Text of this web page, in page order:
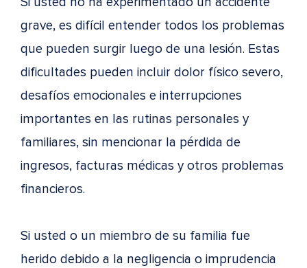
grave, es difícil entender todos los problemas
que pueden surgir luego de una lesión. Estas
dificultades pueden incluir dolor físico severo,
desafíos emocionales e interrupciones
importantes en las rutinas personales y
familiares, sin mencionar la pérdida de
ingresos, facturas médicas y otros problemas
financieros.
Si usted o un miembro de su familia fue
herido debido a la negligencia o imprudencia